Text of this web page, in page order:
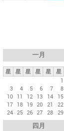
一月
星 星 星 星 星 星
1
3
4 5 6 7 8
10 11 12 13 14 15
17 18 19 20 21 22
24 25 26 27 28 29
四月